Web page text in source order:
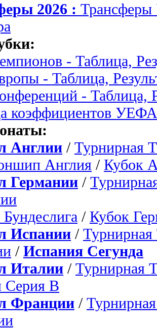
2026 :
- Таблица,
- Таблица,
- Таблица,
коэффициентов УЕФА
Англии / Турнирная
Англия / Кубок
Германии /
/ Кубок
Испании / Турнирная
/ Испания Сегунда
Италии / Турнирная
Серия B
Франции /